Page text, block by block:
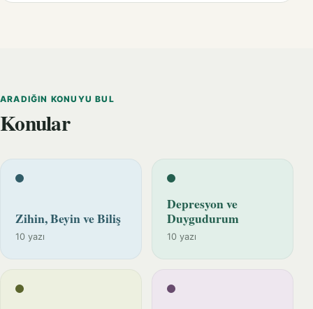
ARADIĞIN KONUYU BUL
Konular
Zihin, Beyin ve Biliş
10 yazı
Depresyon ve
Duygudurum
10 yazı